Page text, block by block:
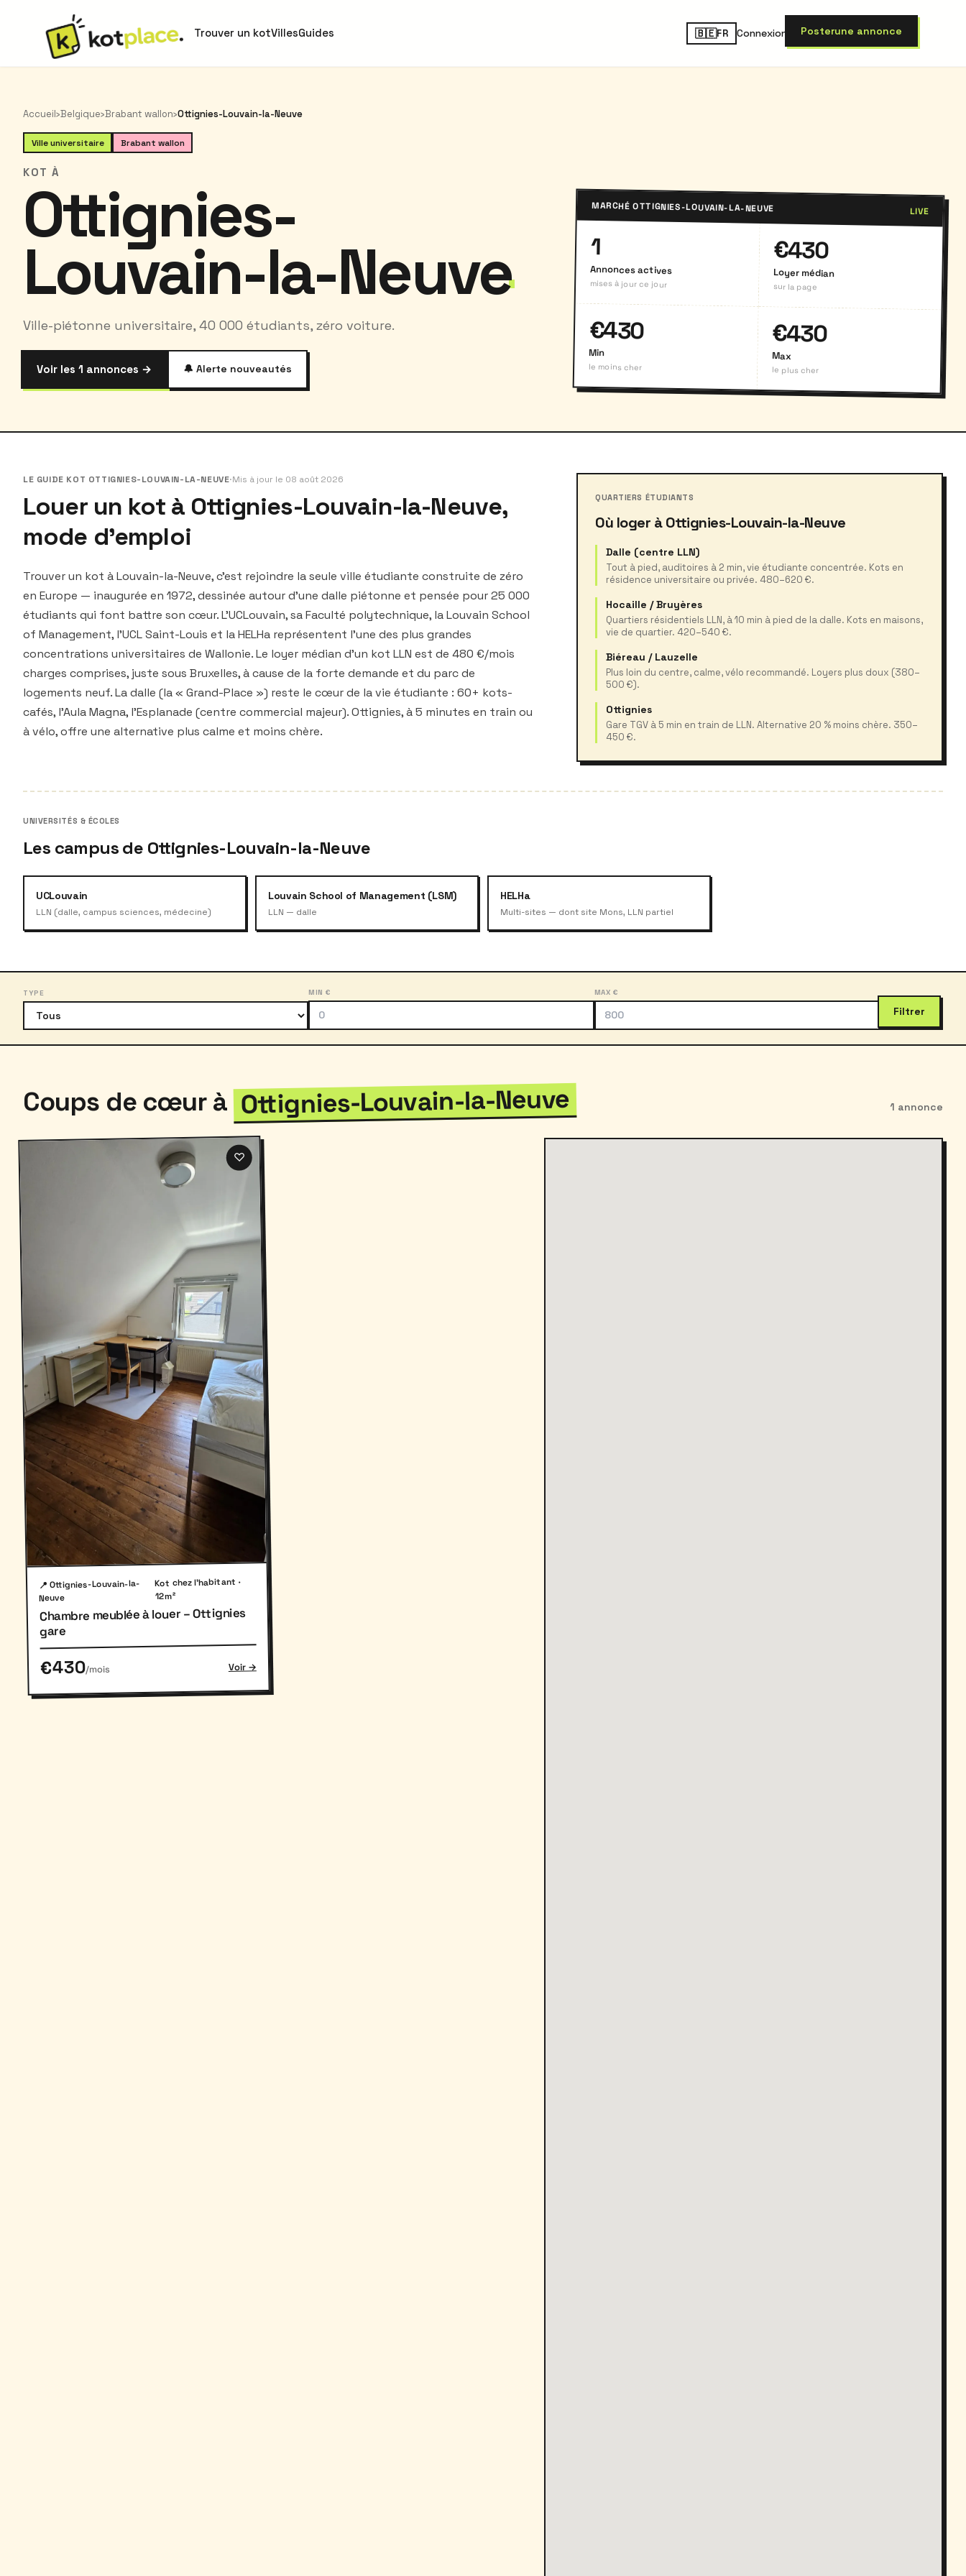
Trouver un kotVillesGuides 🇧🇪FR Connexion Posterune annonce
Accueil›Belgique›Brabant wallon›Ottignies-Louvain-la-Neuve
Ville universitaire Brabant wallon
KOT À
Ottignies-
Louvain-la-Neuve
Ville-piétonne universitaire, 40 000 étudiants, zéro voiture.
Voir les 1 annonces → 🔔 Alerte nouveautés
MARCHÉ OTTIGNIES-LOUVAIN-LA-NEUVE LIVE
1
Annonces actives
mises à jour ce jour
€430
Loyer médian
sur la page
€430
Min
le moins cher
€430
Max
le plus cher
LE GUIDE KOT OTTIGNIES-LOUVAIN-LA-NEUVE·Mis à jour le 08 août 2026
Louer un kot à Ottignies-Louvain-la-Neuve,
mode d'emploi
Trouver un kot à Louvain-la-Neuve, c'est rejoindre la seule ville étudiante construite de zéro
en Europe — inaugurée en 1972, dessinée autour d'une dalle piétonne et pensée pour 25 000
étudiants qui font battre son cœur. L'UCLouvain, sa Faculté polytechnique, la Louvain School
of Management, l'UCL Saint-Louis et la HELHa représentent l'une des plus grandes
concentrations universitaires de Wallonie. Le loyer médian d'un kot LLN est de 480 €/mois
charges comprises, juste sous Bruxelles, à cause de la forte demande et du parc de
logements neuf. La dalle (la « Grand-Place ») reste le cœur de la vie étudiante : 60+ kots-
cafés, l'Aula Magna, l'Esplanade (centre commercial majeur). Ottignies, à 5 minutes en train ou
à vélo, offre une alternative plus calme et moins chère.
QUARTIERS ÉTUDIANTS
Où loger à Ottignies-Louvain-la-Neuve
Dalle (centre LLN)
Tout à pied, auditoires à 2 min, vie étudiante concentrée. Kots en
résidence universitaire ou privée. 480–620 €.
Hocaille / Bruyères
Quartiers résidentiels LLN, à 10 min à pied de la dalle. Kots en maisons,
vie de quartier. 420–540 €.
Biéreau / Lauzelle
Plus loin du centre, calme, vélo recommandé. Loyers plus doux (380–
500 €).
Ottignies
Gare TGV à 5 min en train de LLN. Alternative 20 % moins chère. 350–
450 €.
UNIVERSITÉS & ÉCOLES
Les campus de Ottignies-Louvain-la-Neuve
UCLouvain
LLN (dalle, campus sciences, médecine)
Louvain School of Management (LSM)
LLN — dalle
HELHa
Multi-sites — dont site Mons, LLN partiel
TYPE MIN € MAX €
Filtrer
Coups de cœur à Ottignies-Louvain-la-Neuve 1 annonce
♡
📍 Ottignies-Louvain-la-
Neuve
Kot chez l'habitant ·
12m²
Chambre meublée à louer – Ottignies
gare
€430/mois Voir →